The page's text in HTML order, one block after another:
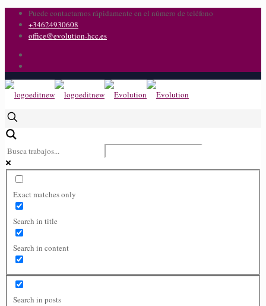
Puede contactarnos rápidamente en el número de teléfono
+34624930608
office@evolution-hcc.es
Exact matches only
Search in title
Search in content
Search in posts